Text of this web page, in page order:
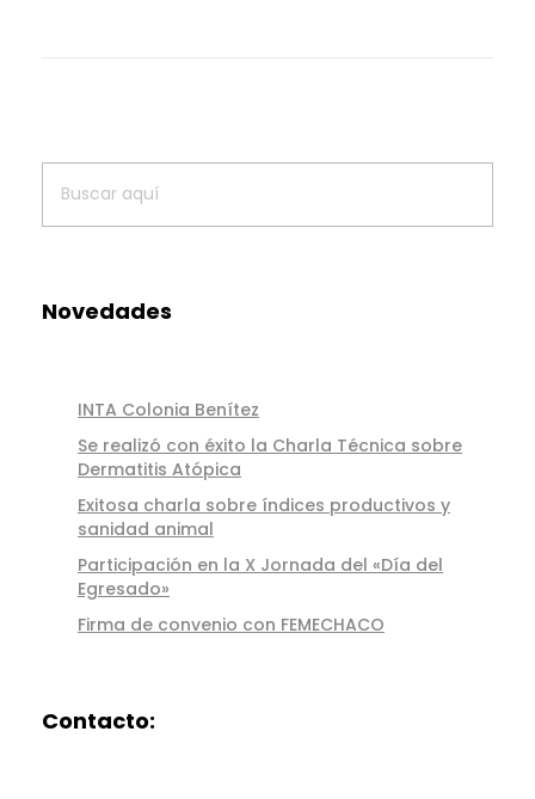
r
ó
e
i
Novedades
INTA Colonia Benítez
Se realizó con éxito la Charla Técnica sobre
Dermatitis Atópica
Exitosa charla sobre índices productivos y
sanidad animal
Participación en la X Jornada del «Día del
Egresado»
Firma de convenio con FEMECHACO
Contacto: